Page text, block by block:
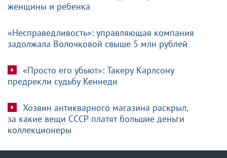
женщины и ребенка
«Несправедливость»: управляющая компания
задолжала Волочковой свыше 5 млн рублей
«Просто его убьют»: Такеру Карлсону
предрекли судьбу Кеннеди
Хозяин антикварного магазина раскрыл,
за какие вещи СССР платят большие деньги
коллекционеры